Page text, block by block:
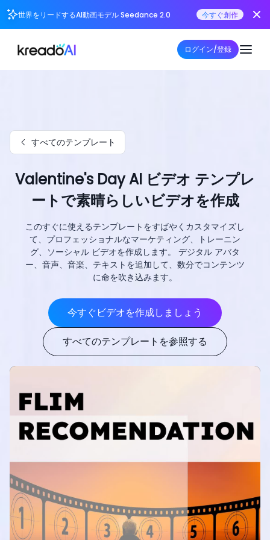
世界をリードするAI動画モデル Seedance 2.0 今すぐ創作
ログイン/登録
すべてのテンプレート
Valentine's Day AI ビデオ テンプレ
ートで素晴らしいビデオを作成
このすぐに使えるテンプレートをすばやくカスタマイズし
て、プロフェッショナルなマーケティング、トレーニン
グ、ソーシャル ビデオを作成します。 デジタル アバタ
ー、音声、音楽、テキストを追加して、数分でコンテンツ
に命を吹き込みます。
今すぐビデオを作成しましょう
すべてのテンプレートを参照する